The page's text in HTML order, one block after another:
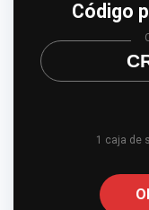
Código
1 caja de